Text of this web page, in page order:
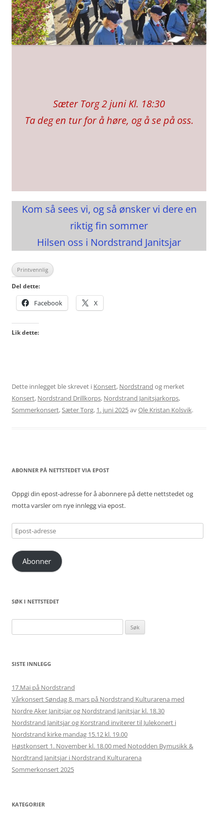
Sæter Torg 2 juni Kl. 18:30
Ta deg en tur for å høre, og å se på oss.
Kom så sees vi, og så ønsker vi dere en
riktig fin sommer
Hilsen oss i Nordstrand Janitsjar
Printvennlig
Del dette:
Facebook X
Lik dette:
Dette innlegget ble skrevet i Konsert, Nordstrand og merket
Konsert, Nordstrand Drillkorps, Nordstrand Janitsjarkorps,
Sommerkonsert, Sæter Torg, 1. juni 2025avOle Kristan Kolsvik.
ABONNER PÅ NETTSTEDET VIA EPOST
Oppgi din epost-adresse for å abonnere på dette nettstedet og
motta varsler om nye innlegg via epost.
Epost-
adresse
Abonner
SØK I NETTSTEDET
etter:
SISTE INNLEGG
17.Mai på Nordstrand
Vårkonsert Søndag 8. mars på Nordstrand Kulturarena med
Nordre Aker Janitsjar og Nordstrand Janitsjar kl. 18.30
Nordstrand Janitsjar og Korstrand inviterer til Julekonert i
Nordstrand kirke mandag 15.12 kl. 19.00
Høstkonsert 1. November kl. 18.00 med Notodden Bymusikk &
Nordtrand Janitsjar i Nordstrand Kulturarena
Sommerkonsert 2025
KATEGORIER